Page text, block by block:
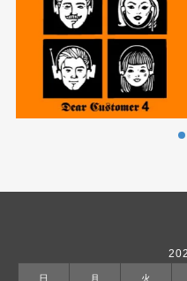
日 月 火